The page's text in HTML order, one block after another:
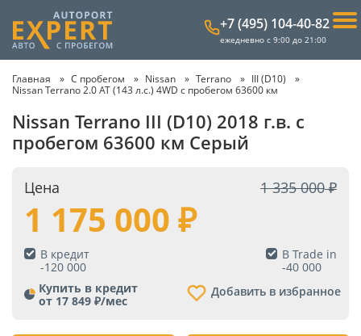
+7 (495) 104-40-82
ежедневно с 9:00 до 21:00
Главная С пробегом Nissan Terrano
III (D10)
Nissan Terrano 2.0 AT (143 л.с.) 4WD с пробегом 63600 км
Nissan Terrano III (D10) 2018 г.в. с
пробегом 63600 км Серый
Цена 1 335 000
1 175 000
В кредит
-120 000
В Trade in
-40 000
Купить в кредит
от 17 849 ₽/мес
Добавить в избранное